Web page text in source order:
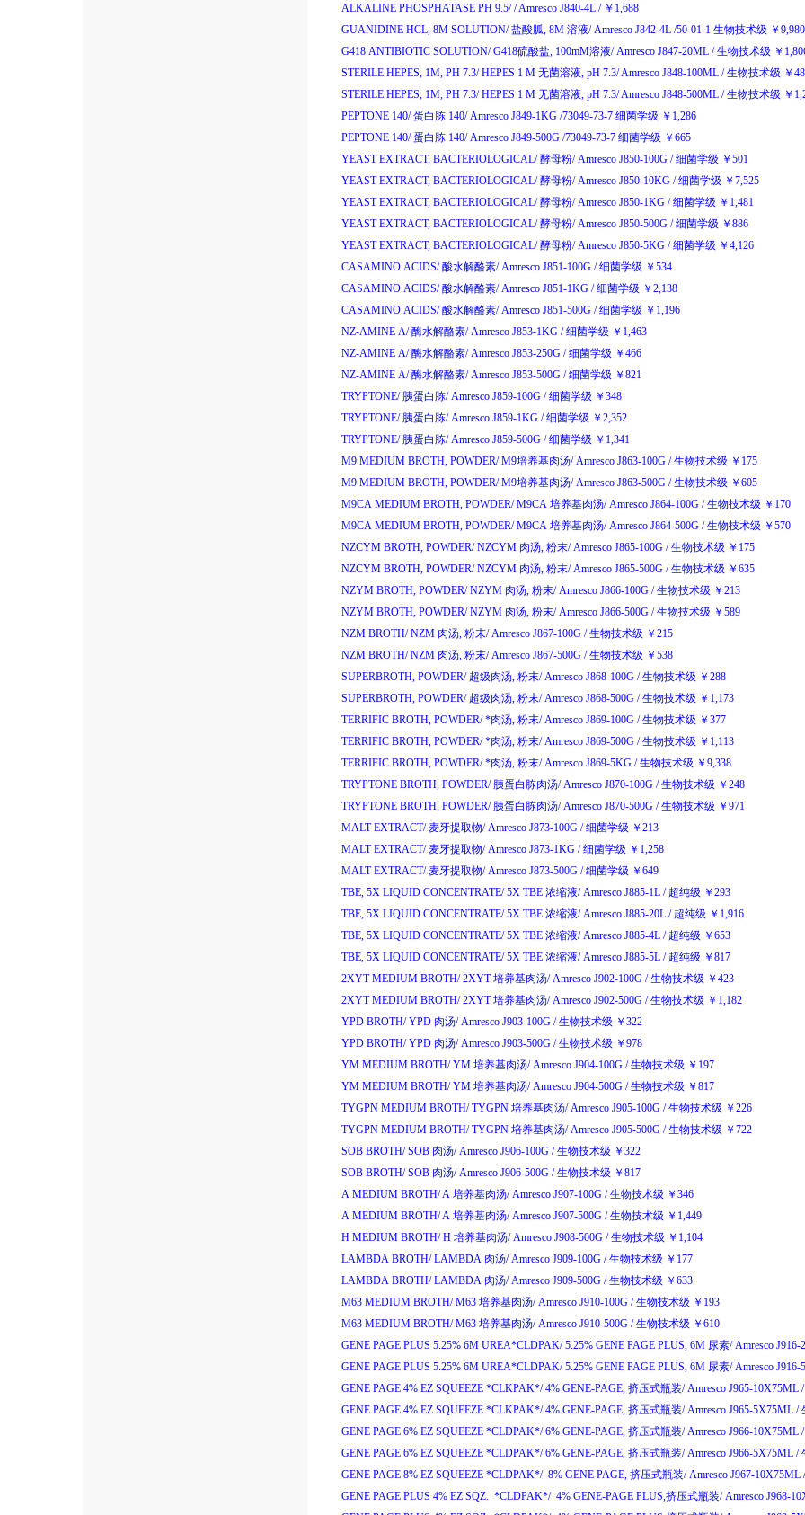
ALKALINE PHOSPHATASE PH 9.5/ /Amresco J840-4L / ￥ 1,688
GUANIDINE HCL, 8M SOLUTION/ 盐酸胍, 8M 溶液/ Amresco J842-4L /50-01-1 生物技术级 ￥ 9,980
G418 ANTIBIOTIC SOLUTION/ G418硫酸盐, 100mM溶液/ Amresco J847-20ML / 生物技术级 ￥
STERILE HEPES, 1M, PH 7.3/ HEPES 1 M 无菌溶液, pH 7.3/Amresco J848-100ML / 生物技术级 ￥
STERILE HEPES, 1M, PH 7.3/ HEPES 1 M 无菌溶液, pH 7.3/Amresco J848-500ML / 生物技术级 ￥
PEPTONE 140/ 蛋白胨 140/ Amresco J849-1KG /73049-73-7 细菌学级 ￥ 1,286
PEPTONE 140/ 蛋白胨 140/ Amresco J849-500G /73049-73-7 细菌学级 ￥ 665
YEAST EXTRACT, BACTERIOLOGICAL/ 酵母粉/ Amresco J850-100G / 细菌学级 ￥ 501
YEAST EXTRACT, BACTERIOLOGICAL/ 酵母粉/ Amresco J850-10KG / 细菌学级 ￥ 7,525
YEAST EXTRACT, BACTERIOLOGICAL/ 酵母粉/ Amresco J850-1KG / 细菌学级 ￥ 1,481
YEAST EXTRACT, BACTERIOLOGICAL/ 酵母粉/ Amresco J850-500G / 细菌学级 ￥ 886
YEAST EXTRACT, BACTERIOLOGICAL/ 酵母粉/ Amresco J850-5KG / 细菌学级 ￥ 4,126
CASAMINO ACIDS/ 酸水解酪素/ Amresco J851-100G / 细菌学级 ￥ 534
CASAMINO ACIDS/ 酸水解酪素/ Amresco J851-1KG / 细菌学级 ￥ 2,138
CASAMINO ACIDS/ 酸水解酪素/ Amresco J851-500G / 细菌学级 ￥ 1,196
NZ-AMINE A/ 酶水解酪素/ Amresco J853-1KG / 细菌学级 ￥ 1,463
NZ-AMINE A/ 酶水解酪素/ Amresco J853-250G / 细菌学级 ￥ 466
NZ-AMINE A/ 酶水解酪素/ Amresco J853-500G / 细菌学级 ￥ 821
TRYPTONE/ 胰蛋白胨/ Amresco J859-100G / 细菌学级 ￥ 348
TRYPTONE/ 胰蛋白胨/ Amresco J859-1KG / 细菌学级 ￥ 2,352
TRYPTONE/ 胰蛋白胨/ Amresco J859-500G / 细菌学级 ￥ 1,341
M9 MEDIUM BROTH, POWDER/ M9培养基肉汤/ Amresco J863-100G / 生物技术级 ￥ 175
M9 MEDIUM BROTH, POWDER/ M9培养基肉汤/ Amresco J863-500G / 生物技术级 ￥ 605
M9CA MEDIUM BROTH, POWDER/ M9CA 培养基肉汤/ Amresco J864-100G / 生物技术级 ￥ 170
M9CA MEDIUM BROTH, POWDER/ M9CA 培养基肉汤/ Amresco J864-500G / 生物技术级 ￥ 570
NZCYM BROTH, POWDER/ NZCYM 肉汤, 粉末/ Amresco J865-100G / 生物技术级 ￥ 175
NZCYM BROTH, POWDER/ NZCYM 肉汤, 粉末/ Amresco J865-500G / 生物技术级 ￥ 635
NZYM BROTH, POWDER/ NZYM 肉汤, 粉末/ Amresco J866-100G / 生物技术级 ￥ 213
NZYM BROTH, POWDER/ NZYM 肉汤, 粉末/ Amresco J866-500G / 生物技术级 ￥ 589
NZM BROTH/ NZM 肉汤, 粉末/ Amresco J867-100G / 生物技术级 ￥ 215
NZM BROTH/ NZM 肉汤, 粉末/ Amresco J867-500G / 生物技术级 ￥ 538
SUPERBROTH, POWDER/ 超级肉汤, 粉末/ Amresco J868-100G / 生物技术级 ￥ 288
SUPERBROTH, POWDER/ 超级肉汤, 粉末/ Amresco J868-500G / 生物技术级 ￥ 1,173
TERRIFIC BROTH, POWDER/ *肉汤, 粉末/ Amresco J869-100G / 生物技术级 ￥ 377
TERRIFIC BROTH, POWDER/ *肉汤, 粉末/ Amresco J869-500G / 生物技术级 ￥ 1,113
TERRIFIC BROTH, POWDER/ *肉汤, 粉末/ Amresco J869-5KG / 生物技术级 ￥ 9,338
TRYPTONE BROTH, POWDER/ 胰蛋白胨肉汤/ Amresco J870-100G / 生物技术级 ￥ 248
TRYPTONE BROTH, POWDER/ 胰蛋白胨肉汤/ Amresco J870-500G / 生物技术级 ￥ 971
MALT EXTRACT/ 麦牙提取物/ Amresco J873-100G / 细菌学级 ￥ 213
MALT EXTRACT/ 麦牙提取物/ Amresco J873-1KG / 细菌学级 ￥ 1,258
MALT EXTRACT/ 麦牙提取物/ Amresco J873-500G / 细菌学级 ￥ 649
TBE, 5X LIQUID CONCENTRATE/ 5X TBE 浓缩液/ Amresco J885-1L / 超纯级 ￥ 293
TBE, 5X LIQUID CONCENTRATE/ 5X TBE 浓缩液/ Amresco J885-20L / 超纯级 ￥ 1,916
TBE, 5X LIQUID CONCENTRATE/ 5X TBE 浓缩液/ Amresco J885-4L / 超纯级 ￥ 653
TBE, 5X LIQUID CONCENTRATE/ 5X TBE 浓缩液/ Amresco J885-5L / 超纯级 ￥ 817
2XYT MEDIUM BROTH/ 2XYT培养基肉汤/ Amresco J902-100G / 生物技术级 ￥ 423
2XYT MEDIUM BROTH/ 2XYT培养基肉汤/ Amresco J902-500G / 生物技术级 ￥ 1,182
YPD BROTH/ YPD 肉汤/ Amresco J903-100G / 生物技术级 ￥ 322
YPD BROTH/ YPD 肉汤/ Amresco J903-500G / 生物技术级 ￥ 978
YM MEDIUM BROTH/ YM 培养基肉汤/ Amresco J904-100G / 生物技术级 ￥ 197
YM MEDIUM BROTH/ YM 培养基肉汤/ Amresco J904-500G / 生物技术级 ￥ 817
TYGPN MEDIUM BROTH/ TYGPN 培养基肉汤/ Amresco J905-100G / 生物技术级 ￥ 226
TYGPN MEDIUM BROTH/ TYGPN 培养基肉汤/ Amresco J905-500G / 生物技术级 ￥ 722
SOB BROTH/ SOB 肉汤/ Amresco J906-100G / 生物技术级 ￥ 322
SOB BROTH/ SOB 肉汤/ Amresco J906-500G / 生物技术级 ￥ 817
A MEDIUM BROTH/A 培养基肉汤/ Amresco J907-100G / 生物技术级 ￥ 346
A MEDIUM BROTH/A 培养基肉汤/ Amresco J907-500G / 生物技术级 ￥ 1,449
H MEDIUM BROTH/ H 培养基肉汤/ Amresco J908-500G / 生物技术级 ￥ 1,104
LAMBDA BROTH/ LAMBDA 肉汤/ Amresco J909-100G / 生物技术级 ￥ 177
LAMBDA BROTH/ LAMBDA 肉汤/ Amresco J909-500G / 生物技术级 ￥ 633
M63 MEDIUM BROTH/ M63 培养基肉汤/ Amresco J910-100G / 生物技术级 ￥ 193
M63 MEDIUM BROTH/ M63 培养基肉汤/ Amresco J910-500G / 生物技术级 ￥ 610
GENE PAGE PLUS 5.25% 6M UREA*CLDPAK/ 5.25% GENE PAGE PLUS, 6M 尿素/ Amresco
GENE PAGE PLUS 5.25% 6M UREA*CLDPAK/ 5.25% GENE PAGE PLUS, 6M 尿素/ Amresco
GENE PAGE 4% EZ SQUEEZE *CLKPAK*/ 4% GENE-PAGE, 挤压式瓶装/ Amresco J965-10X75ML /
GENE PAGE 4% EZ SQUEEZE *CLKPAK*/ 4% GENE-PAGE, 挤压式瓶装/ Amresco J965-5X75ML /
GENE PAGE 6% EZ SQUEEZE *CLDPAK*/ 6% GENE-PAGE, 挤压式瓶装/ Amresco J966-10X75ML /
GENE PAGE 6% EZ SQUEEZE *CLDPAK*/ 6% GENE-PAGE, 挤压式瓶装/ Amresco J966-5X75ML /
GENE PAGE 8% EZ SQUEEZE *CLDPAK*/ 8% GENE PAGE, 挤压式瓶装/ Amresco J967-10X75ML /
GENE PAGE PLUS 4% EZ SQZ. *CLDPAK*/ 4% GENE-PAGE PLUS,挤压式瓶装/ Amresco J968-